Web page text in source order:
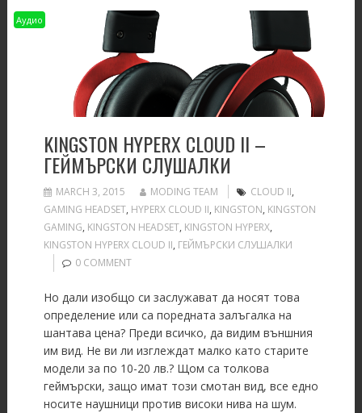
Аудио
KINGSTON HYPERX CLOUD II –
ГЕЙМЪРСКИ СЛУШАЛКИ
MARCH 3, 2015 MODING TEAM CLOUD II,
GAMING HEADSET, HYPERX CLOUD II, KINGSTON, KINGSTON
GAMING, KINGSTON HEADSET, KINGSTON HYPERX,
KINGSTON HYPERX CLOUD II, ГЕЙМЪРСКИ СЛУШАЛКИ
0 COMMENT
Но дали изобщо си заслужават да носят това
определение или са поредната залъгалка на
шантава цена? Преди всичко, да видим външния
им вид. Не ви ли изглеждат малко като старите
модели за по 10-20 лв.? Щом са толкова
геймърски, защо имат този смотан вид, все едно
носите наушници против високи нива на шум.